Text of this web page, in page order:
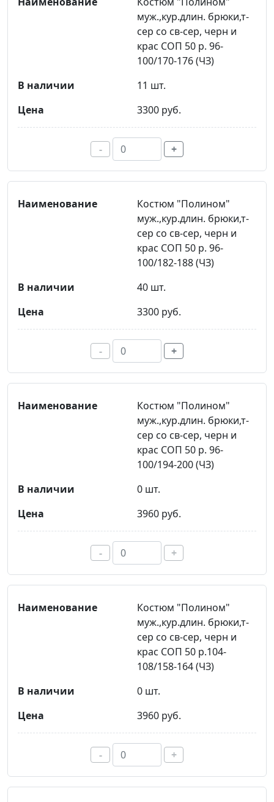
муж.,кур.длин. брюки,т-
сер со св-сер, черн и
крас СОП 50 р. 96-
100/170-176 (ЧЗ)
11 шт.
3300 руб.
- +
Костюм "Полином"
муж.,кур.длин. брюки,т-
сер со св-сер, черн и
крас СОП 50 р. 96-
100/182-188 (ЧЗ)
40 шт.
3300 руб.
- +
Костюм "Полином"
муж.,кур.длин. брюки,т-
сер со св-сер, черн и
крас СОП 50 р. 96-
100/194-200 (ЧЗ)
0 шт.
3960 руб.
- +
Костюм "Полином"
муж.,кур.длин. брюки,т-
сер со св-сер, черн и
крас СОП 50 р.104-
108/158-164 (ЧЗ)
0 шт.
3960 руб.
- +